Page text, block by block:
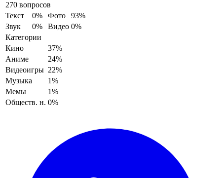
270 вопросов
Текст
0% Фото
93%
Звук
0% Видео 0%
Категории
Кино
37%
Аниме
24%
Видеоигры 22%
Музыка
1%
Мемы
1%
Обществ. н. 0%